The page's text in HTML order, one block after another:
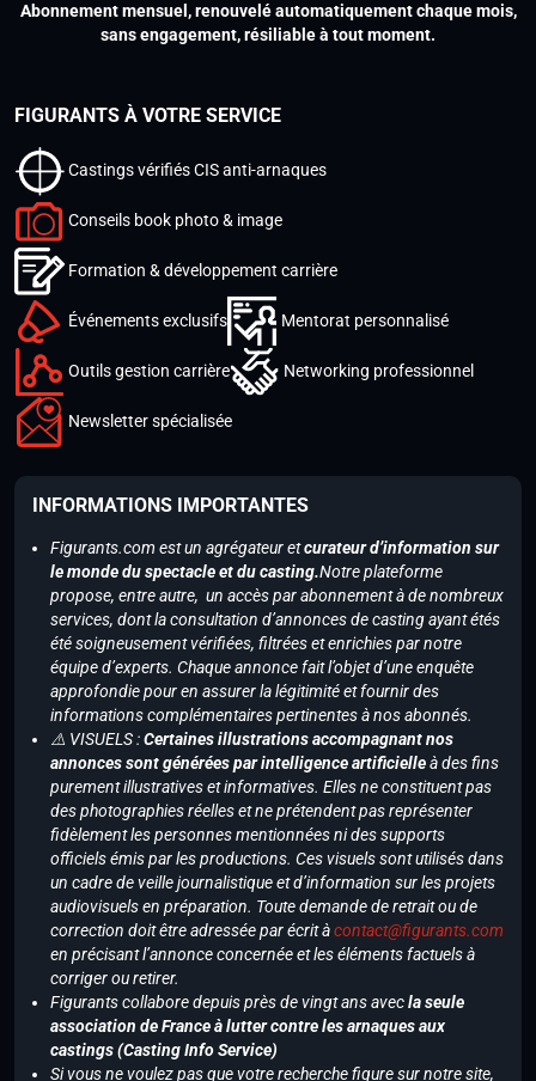
Abonnement mensuel, renouvelé automatiquement chaque mois,
sans engagement, résiliable à tout moment.
FIGURANTS À VOTRE SERVICE
Castings vérifiés CIS anti-arnaques
Conseils book photo & image
Formation & développement carrière
Événements exclusifs Mentorat personnalisé
Outils gestion carrière Networking professionnel
Newsletter spécialisée
INFORMATIONS IMPORTANTES
Figurants.com est un agrégateur etcurateur d’information sur
le monde du spectacle et du casting.Notre plateforme
propose, entre autre, un accès par abonnement à de nombreux
services, dont la consultation d’annonces de casting ayant étés
été soigneusement vérifiées, filtrées et enrichies par notre
équipe d’experts. Chaque annonce fait l’objet d’une enquête
approfondie pour en assurer la légitimité et fournir des
informations complémentaires pertinentes à nos abonnés.
⚠️ VISUELS :Certaines illustrations accompagnant nos
annonces sont générées par intelligence artificielleà des fins
purement illustratives et informatives. Elles ne constituent pas
des photographies réelles et ne prétendent pas représenter
fidèlement les personnes mentionnées ni des supports
officiels émis par les productions. Ces visuels sont utilisés dans
un cadre de veille journalistique et d’information sur les projets
audiovisuels en préparation. Toute demande de retrait ou de
correction doit être adressée par écrit àcontact@figurants.com
en précisant l’annonce concernée et les éléments factuels à
corriger ou retirer.
Figurants collabore depuis près de vingt ans avecla seule
association de France à lutter contre les arnaques aux
castings (Casting Info Service)
Si vous ne voulez pas que votre recherche figure sur notre site,